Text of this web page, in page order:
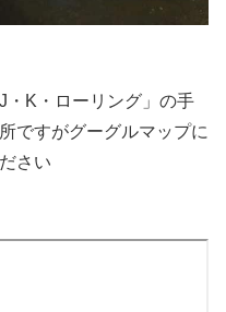
・K・ローリング」の手
ですがグーグルマップに
さい